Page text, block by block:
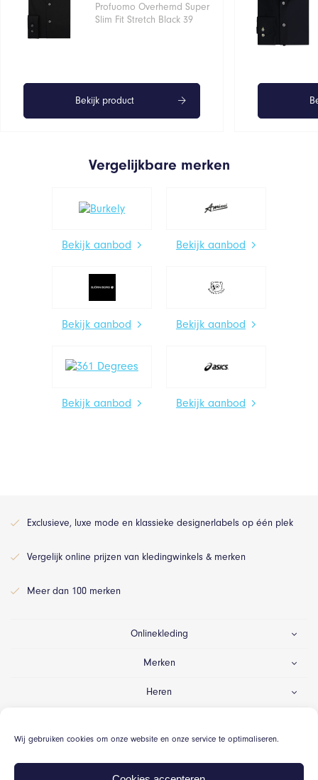
Wij gebruiken cookies om onze website en onze service te optimaliseren.
Profuomo Overhemd Super
Slim Fit Stretch Black 39
Bekijk product
Vergelijkbare merken
Bekijk aanbod Bekijk aanbod
Bekijk aanbod Bekijk aanbod
Bekijk aanbod Bekijk aanbod
Exclusieve, luxe mode en klassieke designerlabels op één plek
Vergelijk online prijzen van kledingwinkels & merken
Meer dan 100 merken
Onlinekleding
Merken
Heren